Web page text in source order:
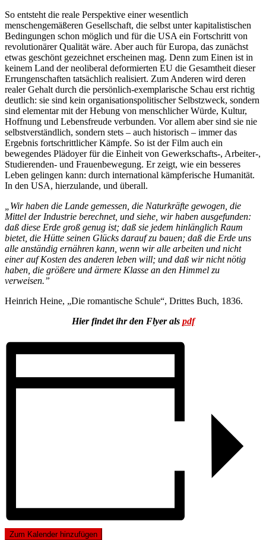
So entsteht die reale Perspektive einer wesentlich
menschengemäßeren Gesellschaft, die selbst unter kapitalistischen
Bedingungen schon möglich und für die USA ein Fortschritt von
revolutionärer Qualität wäre. Aber auch für Europa, das zunächst
etwas geschönt gezeichnet erscheinen mag. Denn zum Einen ist in
keinem Land der neoliberal deformierten EU die Gesamtheit dieser
Errungenschaften tatsächlich realisiert. Zum Anderen wird deren
realer Gehalt durch die persönlich-exemplarische Schau erst richtig
deutlich: sie sind kein organisationspolitischer Selbstzweck, sondern
sind elementar mit der Hebung von menschlicher Würde, Kultur,
Hoffnung und Lebensfreude verbunden. Vor allem aber sind sie nie
selbstverständlich, sondern stets – auch historisch – immer das
Ergebnis fortschrittlicher Kämpfe. So ist der Film auch ein
bewegendes Plädoyer für die Einheit von Gewerkschafts-, Arbeiter-,
Studierenden- und Frauenbewegung. Er zeigt, wie ein besseres
Leben gelingen kann: durch international kämpferische Humanität.
In den USA, hierzulande, und überall.
„Wir haben die Lande gemessen, die Naturkräfte gewogen, die
Mittel der Industrie berechnet, und siehe, wir haben ausgefunden:
daß diese Erde groß genug ist; daß sie jedem hinlänglich Raum
bietet, die Hütte seinen Glücks darauf zu bauen; daß die Erde uns
alle anständig ernähren kann, wenn wir alle arbeiten und nicht
einer auf Kosten des anderen leben will; und daß wir nicht nötig
haben, die größere und ärmere Klasse an den Himmel zu
verweisen.”
Heinrich Heine, „Die romantische Schule“, Drittes Buch, 1836.
Hier findet ihr den Flyer als pdf
Zum Kalender hinzufügen